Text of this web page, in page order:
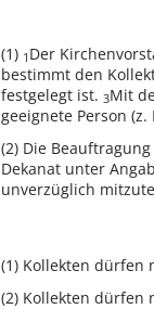
(1) 1 Der
bestimmt den
festgelegt ist.3Mit
geeignete Person
(2) Die
Dekanat unter
unverzüglich
(1) Kollekten dürfen
(2) Kollekten dürfen